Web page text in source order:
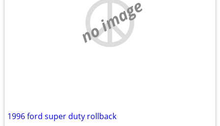
no image
1996 ford super duty rollback